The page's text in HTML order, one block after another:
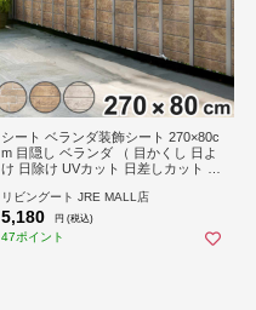
シート ベランダ装飾シート 270×80c
m 目隠し ベランダ （ 目かくし 日よ
け 日除け UVカット 日差しカット 装
バルコニー 目隠しシェード フェンス
庭 リバーシブル ） 【木目ブラウ
ン】
リビングート JRE MALL店
5,180 円 (税込)
47ポイント